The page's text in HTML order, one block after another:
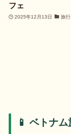
フェ
2025年12月13日 旅行
📱 ベトナ